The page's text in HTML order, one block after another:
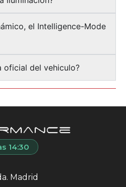
el Intelligence-Mode
oficial del vehiculo?
14:30
Madrid